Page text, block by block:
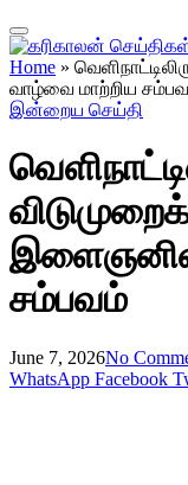
Home »
வாழ்வை மாற்றிய
இன்றைய செய்தி
சம்பவம்
June 7, 2026No
WhatsApp Facebook